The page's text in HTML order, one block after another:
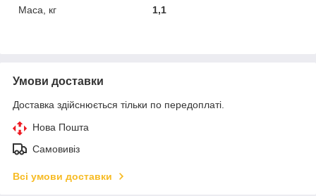
Маса, кг
1,1
Умови доставки
Доставка здійснюється тільки по передоплаті.
Нова Пошта
Самовивіз
Всі умови доставки